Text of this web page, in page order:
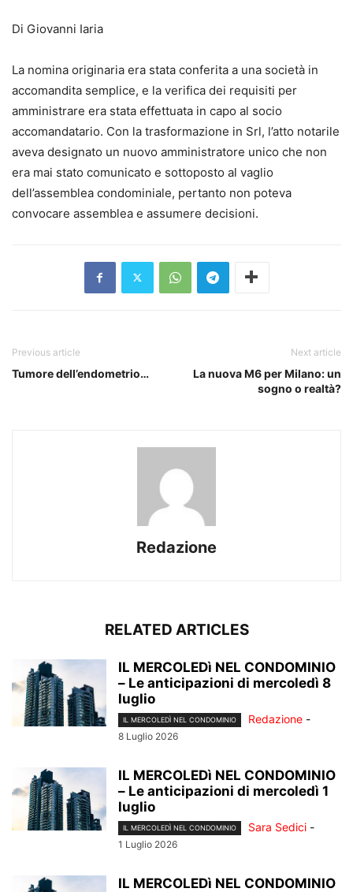
Di Giovanni Iaria
La nomina originaria era stata conferita a una società in
accomandita semplice, e la verifica dei requisiti per
amministrare era stata effettuata in capo al socio
accomandatario. Con la trasformazione in Srl, l’atto notarile
aveva designato un nuovo amministratore unico che non
era mai stato comunicato e sottoposto al vaglio
dell’assemblea condominiale, pertanto non poteva
convocare assemblea e assumere decisioni.
Previous article
Tumore dell’endometrio…
Next article
La nuova M6 per Milano: un
sogno o realtà?
Redazione
RELATED ARTICLES
IL MERCOLEDì NEL CONDOMINIO
– Le anticipazioni di mercoledì 8
luglio
IL MERCOLEDÌ NEL CONDOMINIO Redazione -
8 Luglio 2026
IL MERCOLEDì NEL CONDOMINIO
– Le anticipazioni di mercoledì 1
luglio
IL MERCOLEDÌ NEL CONDOMINIO Sara Sedici -
1 Luglio 2026
IL MERCOLEDì NEL CONDOMINIO